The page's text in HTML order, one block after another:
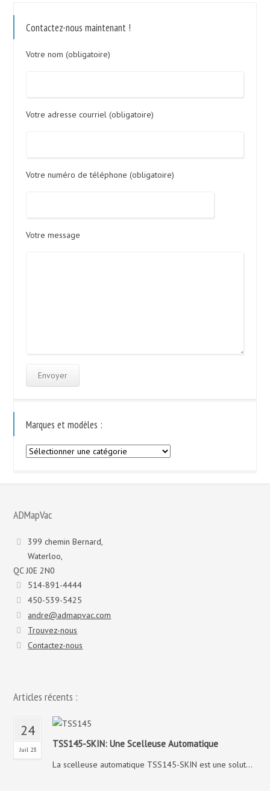
Contactez-nous maintenant !
Votre nom (obligatoire)
Votre adresse courriel (obligatoire)
Votre numéro de téléphone (obligatoire)
Votre message
Marques et modèles :
Marques
ADMapVac
399 chemin Bernard,
Waterloo,
QC J0E 2N0
514-891-4444
450-539-5425
andre@admapvac.com
Trouvez-nous
Contactez-nous
Articles récents :
24
Juil 23
TSS145-SKIN: Une Scelleuse Automatique
La scelleuse automatique TSS145-SKIN est une solut...